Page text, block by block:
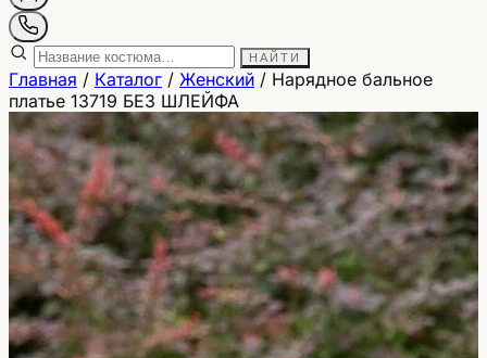
НАЙТИ
Главная / Каталог / Женский / Нарядное бальное
платье 13719 БЕЗ ШЛЕЙФА